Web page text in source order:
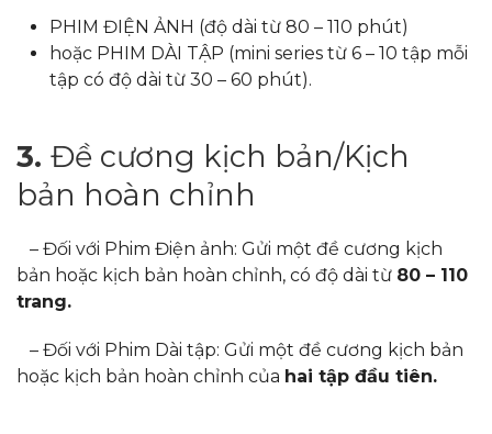
PHIM ĐIỆN ẢNH (độ dài từ 80 – 110 phút)
hoặc PHIM DÀI TẬP (mini series từ 6 – 10 tập mỗi
tập có độ dài từ 30 – 60 phút).
3. Đề cương kịch bản/Kịch
bản hoàn chỉnh
– Đối với Phim Điện ảnh: Gửi một đề cương kịch
bản hoặc kịch bản hoàn chỉnh, có độ dài từ 80 – 110
trang.
– Đối với Phim Dài tập: Gửi một đề cương kịch bản
hoặc kịch bản hoàn chỉnh của hai tập đầu tiên.